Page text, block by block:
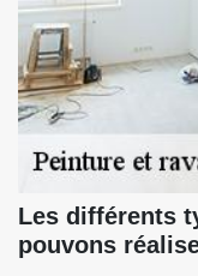
Les différents
pouvons